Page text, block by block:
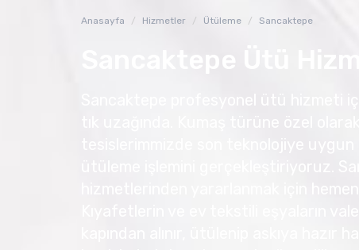
Anasayfa Hizmetler Ütüleme Sancaktepe